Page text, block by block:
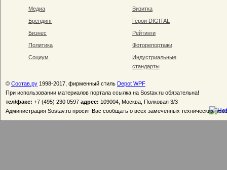
Медиа
Брендинг
Бизнес
Политика
Социум
Визитка
Герои DIGITAL
Рейтинги
Фоторепортажи
Индустриальные
стандарты
© Состав.ру 1998-2017, фирменный стиль Depot WPF
При использовании материалов портала ссылка на Sostav.ru обязательна!
тел/факс: +7 (495) 230 0597 адрес: 109004, Москва, Полковая 3/3
Администрация Sostav.ru просит Вас сообщать о всех замеченных технических